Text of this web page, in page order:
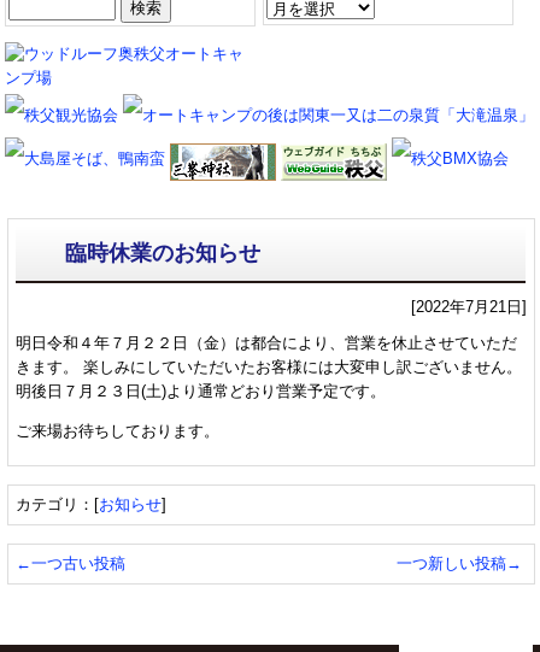
臨時休業のお知らせ
[2022年7月21日]
明日令和４年７月２２日（金）は都合により、営業を休止させていただ
きます。 楽しみにしていただいたお客様には大変申し訳ございません。
明後日７月２３日(土)より通常どおり営業予定です。
ご来場お待ちしております。
カテゴリ：[お知らせ]
←一つ古い投稿 一つ新しい投稿→